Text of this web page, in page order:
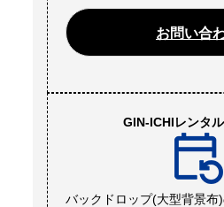
お問い合
GIN-ICHIレンタ
バックドロップ(大型背景布